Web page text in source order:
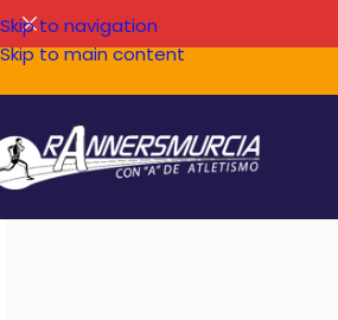
Skip to navigation
Skip to main content